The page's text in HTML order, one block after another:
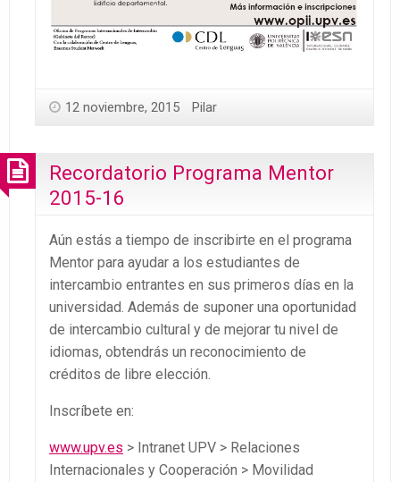
12 noviembre, 2015 Pilar
Recordatorio Programa Mentor
2015-16
Aún estás a tiempo de inscribirte en el programa
Mentor para ayudar a los estudiantes de
intercambio entrantes en sus primeros días en la
universidad. Además de suponer una oportunidad
de intercambio cultural y de mejorar tu nivel de
idiomas, obtendrás un reconocimiento de
créditos de libre elección.
Inscríbete en:
www.upv.es > Intranet UPV > Relaciones
Internacionales y Cooperación > Movilidad